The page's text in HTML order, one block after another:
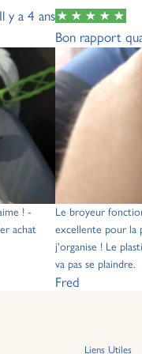
Il y a 4 ans
! -
achat
Bon rapport
Le broyeur
excellente pour la
j'organise ! Le
va pas se plaindre.
Fred
Liens Utiles